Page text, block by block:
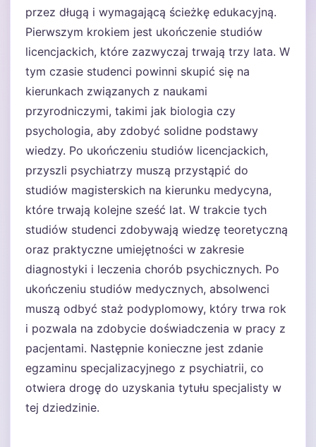
przez długą i wymagającą ścieżkę edukacyjną.
Pierwszym krokiem jest ukończenie studiów
licencjackich, które zazwyczaj trwają trzy lata. W
tym czasie studenci powinni skupić się na
kierunkach związanych z naukami
przyrodniczymi, takimi jak biologia czy
psychologia, aby zdobyć solidne podstawy
wiedzy. Po ukończeniu studiów licencjackich,
przyszli psychiatrzy muszą przystąpić do
studiów magisterskich na kierunku medycyna,
które trwają kolejne sześć lat. W trakcie tych
studiów studenci zdobywają wiedzę teoretyczną
oraz praktyczne umiejętności w zakresie
diagnostyki i leczenia chorób psychicznych. Po
ukończeniu studiów medycznych, absolwenci
muszą odbyć staż podyplomowy, który trwa rok
i pozwala na zdobycie doświadczenia w pracy z
pacjentami. Następnie konieczne jest zdanie
egzaminu specjalizacyjnego z psychiatrii, co
otwiera drogę do uzyskania tytułu specjalisty w
tej dziedzinie.